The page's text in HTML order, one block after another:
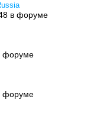
в форуме
форуме
форуме